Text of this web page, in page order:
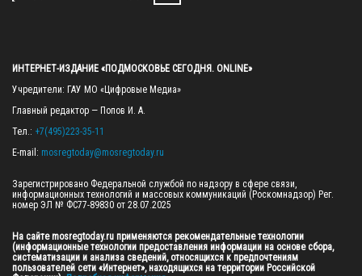
ИНТЕРНЕТ-ИЗДАНИЕ «ПОДМОСКОВЬЕ СЕГОДНЯ. ONLINE»
Учредители: ГАУ МО «Цифровые Медиа»
Главный редактор — Попов И. А.
Тел.: +7(495)223-35-11
E-mail: mosregtoday@mosregtoday.ru
Зарегистрировано Федеральной службой по надзору в сфере связи,
информационных технологий и массовых коммуникаций (Роскомнадзор) Рег.
номер ЭЛ № ФС77-89830 от 28.07.2025
На сайте mosregtoday.ru применяются рекомендательные технологии
(информационные технологии предоставления информации на основе сбора,
систематизации и анализа сведений, относящихся к предпочтениям
пользователей сети «Интернет», находящихся на территории Российской